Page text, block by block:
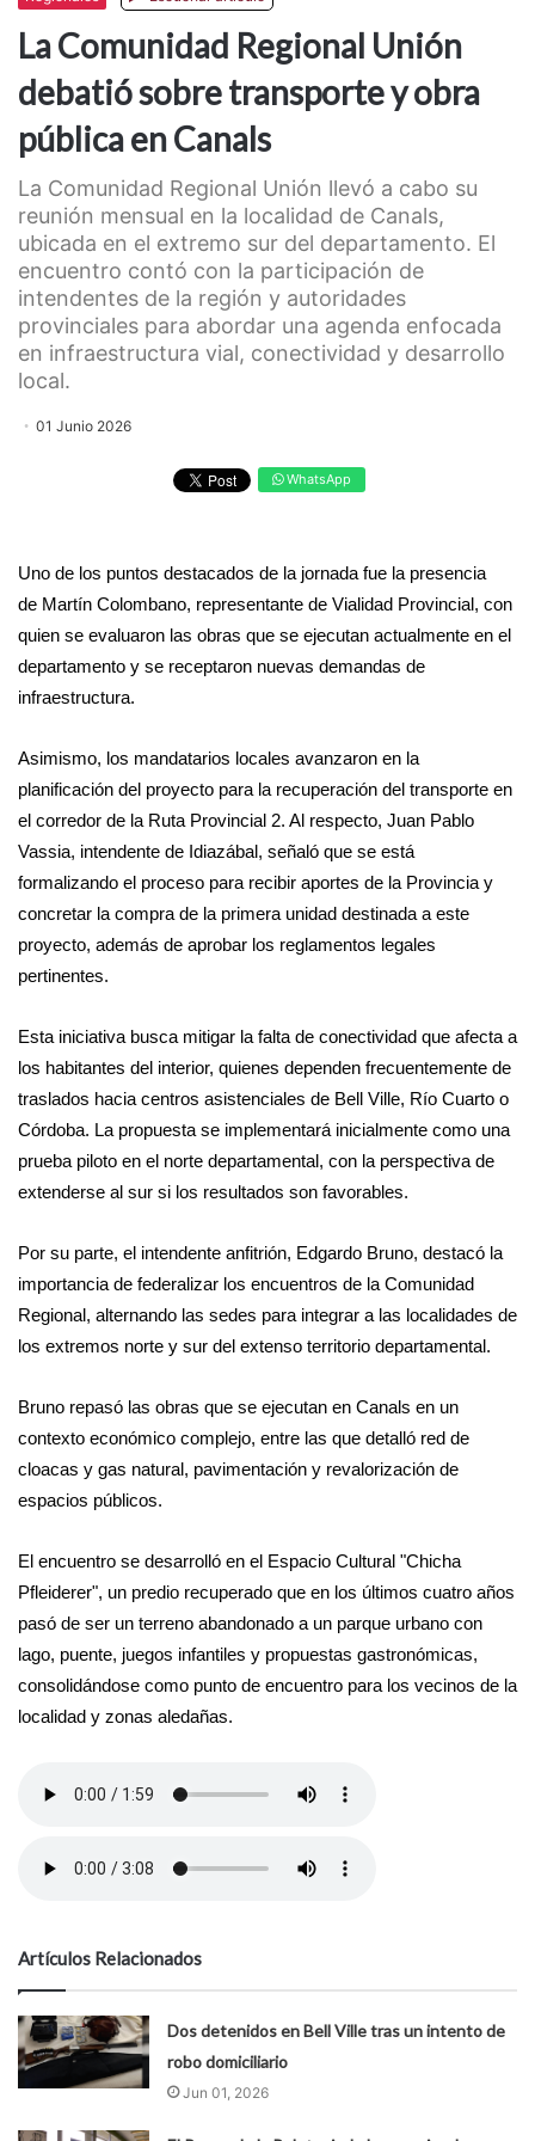
La Comunidad Regional Unión
debatió sobre transporte y obra
pública en Canals
La Comunidad Regional Unión llevó a cabo su
reunión mensual en la localidad de Canals,
ubicada en el extremo sur del departamento. El
encuentro contó con la participación de
intendentes de la región y autoridades
provinciales para abordar una agenda enfocada
en infraestructura vial, conectividad y desarrollo
local.
01 Junio 2026
WhatsApp
Uno de los puntos destacados de la jornada fue la presencia
de Martín Colombano, representante de Vialidad Provincial, con
quien se evaluaron las obras que se ejecutan actualmente en el
departamento y se receptaron nuevas demandas de
infraestructura.
Asimismo, los mandatarios locales avanzaron en la
planificación del proyecto para la recuperación del transporte en
el corredor de la Ruta Provincial 2. Al respecto, Juan Pablo
Vassia, intendente de Idiazábal, señaló que se está
formalizando el proceso para recibir aportes de la Provincia y
concretar la compra de la primera unidad destinada a este
proyecto, además de aprobar los reglamentos legales
pertinentes.
Esta iniciativa busca mitigar la falta de conectividad que afecta a
los habitantes del interior, quienes dependen frecuentemente de
traslados hacia centros asistenciales de Bell Ville, Río Cuarto o
Córdoba. La propuesta se implementará inicialmente como una
prueba piloto en el norte departamental, con la perspectiva de
extenderse al sur si los resultados son favorables.
Por su parte, el intendente anfitrión, Edgardo Bruno, destacó la
importancia de federalizar los encuentros de la Comunidad
Regional, alternando las sedes para integrar a las localidades de
los extremos norte y sur del extenso territorio departamental.
Bruno repasó las obras que se ejecutan en Canals en un
contexto económico complejo, entre las que detalló red de
cloacas y gas natural, pavimentación y revalorización de
espacios públicos.
El encuentro se desarrolló en el Espacio Cultural "Chicha
Pfleiderer", un predio recuperado que en los últimos cuatro años
pasó de ser un terreno abandonado a un parque urbano con
lago, puente, juegos infantiles y propuestas gastronómicas,
consolidándose como punto de encuentro para los vecinos de la
localidad y zonas aledañas.
Artículos Relacionados
Dos detenidos en Bell Ville tras un intento de
robo domiciliario
Jun 01, 2026